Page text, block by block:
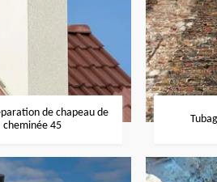
de chapeau de
cheminée 45